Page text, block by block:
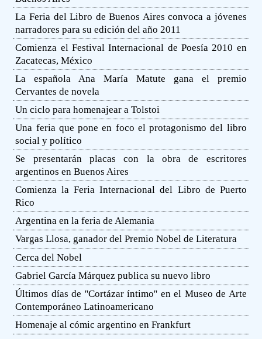
La Feria del Libro de Buenos Aires convoca a jóvenes
narradores para su edición del año 2011
Comienza el Festival Internacional de Poesía 2010 en
Zacatecas, México
La española Ana María Matute gana el premio
Cervantes de novela
Un ciclo para homenajear a Tolstoi
Una feria que pone en foco el protagonismo del libro
social y político
Se presentarán placas con la obra de escritores
argentinos en Buenos Aires
Comienza la Feria Internacional del Libro de Puerto
Rico
Argentina en la feria de Alemania
Vargas Llosa, ganador del Premio Nobel de Literatura
Cerca del Nobel
Gabriel García Márquez publica su nuevo libro
Últimos días de ''Cortázar íntimo'' en el Museo de Arte
Contemporáneo Latinoamericano
Homenaje al cómic argentino en Frankfurt